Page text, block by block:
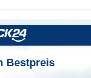
Bestpreis